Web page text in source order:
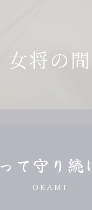
お座敷遊び濱長流・土佐の観光
女将の間
て守り続
OKAMI